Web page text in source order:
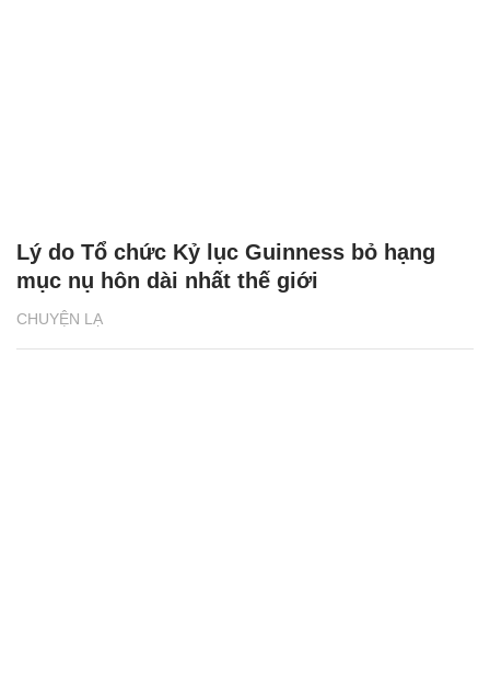
CHUYỆN LẠ
Lý do Tổ chức Kỷ lục Guinness bỏ hạng
mục nụ hôn dài nhất thế giới